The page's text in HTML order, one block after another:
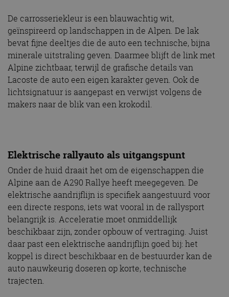
De carrosseriekleur is een blauwachtig wit,
geïnspireerd op landschappen in de Alpen. De lak
bevat fijne deeltjes die de auto een technische, bijna
minerale uitstraling geven. Daarmee blijft de link met
Alpine zichtbaar, terwijl de grafische details van
Lacoste de auto een eigen karakter geven. Ook de
lichtsignatuur is aangepast en verwijst volgens de
makers naar de blik van een krokodil.
Elektrische rallyauto als uitgangspunt
Onder de huid draait het om de eigenschappen die
Alpine aan de A290 Rallye heeft meegegeven. De
elektrische aandrijflijn is specifiek aangestuurd voor
een directe respons, iets wat vooral in de rallysport
belangrijk is. Acceleratie moet onmiddellijk
beschikbaar zijn, zonder opbouw of vertraging. Juist
daar past een elektrische aandrijflijn goed bij: het
koppel is direct beschikbaar en de bestuurder kan de
auto nauwkeurig doseren op korte, technische
trajecten.